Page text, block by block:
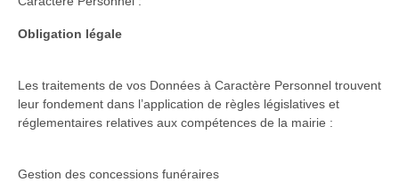
Obligation légale
Les traitements de vos Données à Caractère Personnel trouvent
leur fondement dans l’application de règles législatives et
réglementaires relatives aux compétences de la mairie :
Gestion des concessions funéraires